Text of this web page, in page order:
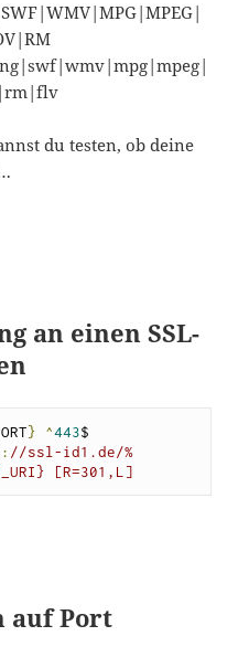
du testen, ob deine
an einen SSL-
} ^443
: //ssl-id1.de/%
[R=301,L]
auf Port